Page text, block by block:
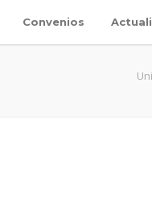
Convenios